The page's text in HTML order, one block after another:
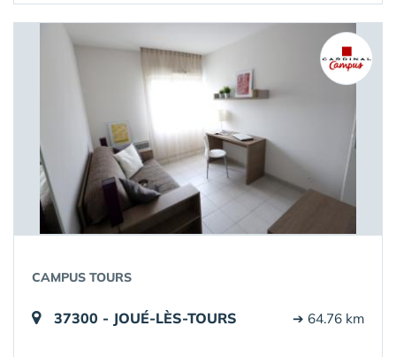
CAMPUS TOURS
37300 - JOUÉ-LÈS-TOURS ➔ 64.76 km